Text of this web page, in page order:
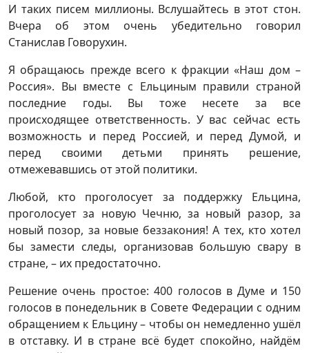
И таких писем миллионы. Вслушайтесь в этот стон.
Вчера об этом очень убедительно говорил
Станислав Говорухин.
Я обращаюсь прежде всего к фракции «Наш дом –
Россия». Вы вместе с Ельциным правили страной
последние годы. Вы тоже несете за все
происходящее ответственность. У вас сейчас есть
возможность и перед Россией, и перед Думой, и
перед своими детьми принять решение,
отмежевавшись от этой политики.
Любой, кто проголосует за поддержку Ельцина,
проголосует за новую Чечню, за новый разор, за
новый позор, за новые беззакония! А тех, кто хотел
бы замести следы, организовав большую свару в
стране, – их предостаточно.
Решение очень простое: 400 голосов в Думе и 150
голосов в понедельник в Совете Федерации с одним
обращением к Ельцину – чтобы он немедленно ушёл
в отставку. И в стране всё будет спокойно, найдём